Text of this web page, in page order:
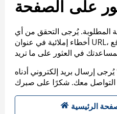
على الصفحة
المطلوبة. يُرجى التحقق من أي
أخطاء إملائية في عنوان URL، أو عرض خريطة الموقع
إرسال بريد إلكتروني أدناه
الرئيسية